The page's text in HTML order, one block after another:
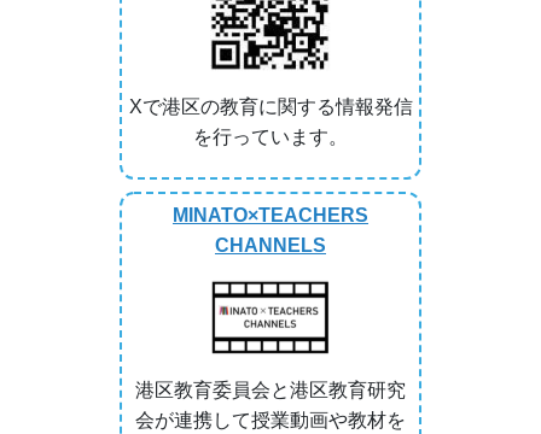
Xで港区の教育に関する情報発信
を行っています。
MINATO×TEACHERS
CHANNELS
港区教育委員会と港区教育研究
会が連携して授業動画や教材を